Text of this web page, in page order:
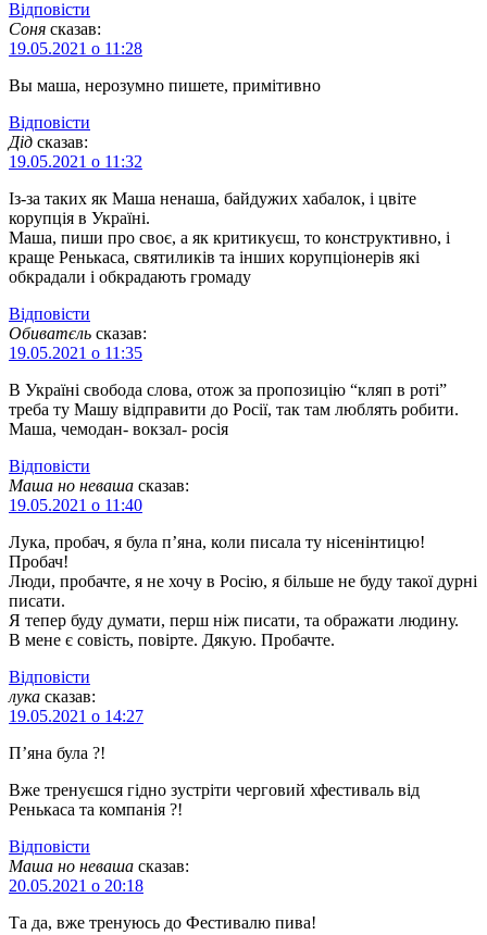
Відповіcти
Соня сказав:
19.05.2021 о 11:28
Вы маша, нерозумно пишете, примітивно
Відповіcти
Дід сказав:
19.05.2021 о 11:32
Із-за таких як Маша ненаша, байдужих хабалок, і цвіте
корупція в Україні.
Маша, пиши про своє, а як критикуєш, то конструктивно, і
краще Ренькаса, святиликів та інших корупціонерів які
обкрадали і обкрадають громаду
Відповіcти
Обиватєль сказав:
19.05.2021 о 11:35
В Україні свобода слова, отож за пропозицію “кляп в роті”
треба ту Машу відправити до Росії, так там люблять робити.
Маша, чемодан- вокзал- росія
Відповіcти
Маша но неваша сказав:
19.05.2021 о 11:40
Лука, пробач, я була п’яна, коли писала ту нісенінтицю!
Пробач!
Люди, пробачте, я не хочу в Росію, я більше не буду такої дурні
писати.
Я тепер буду думати, перш ніж писати, та ображати людину.
В мене є совість, повірте. Дякую. Пробачте.
Відповіcти
лука сказав:
19.05.2021 о 14:27
П’яна була ?!
Вже тренуєшся гідно зустріти черговий хфестиваль від
Ренькаса та компанія ?!
Відповіcти
Маша но неваша сказав:
20.05.2021 о 20:18
Та да, вже тренуюсь до Фестивалю пива!